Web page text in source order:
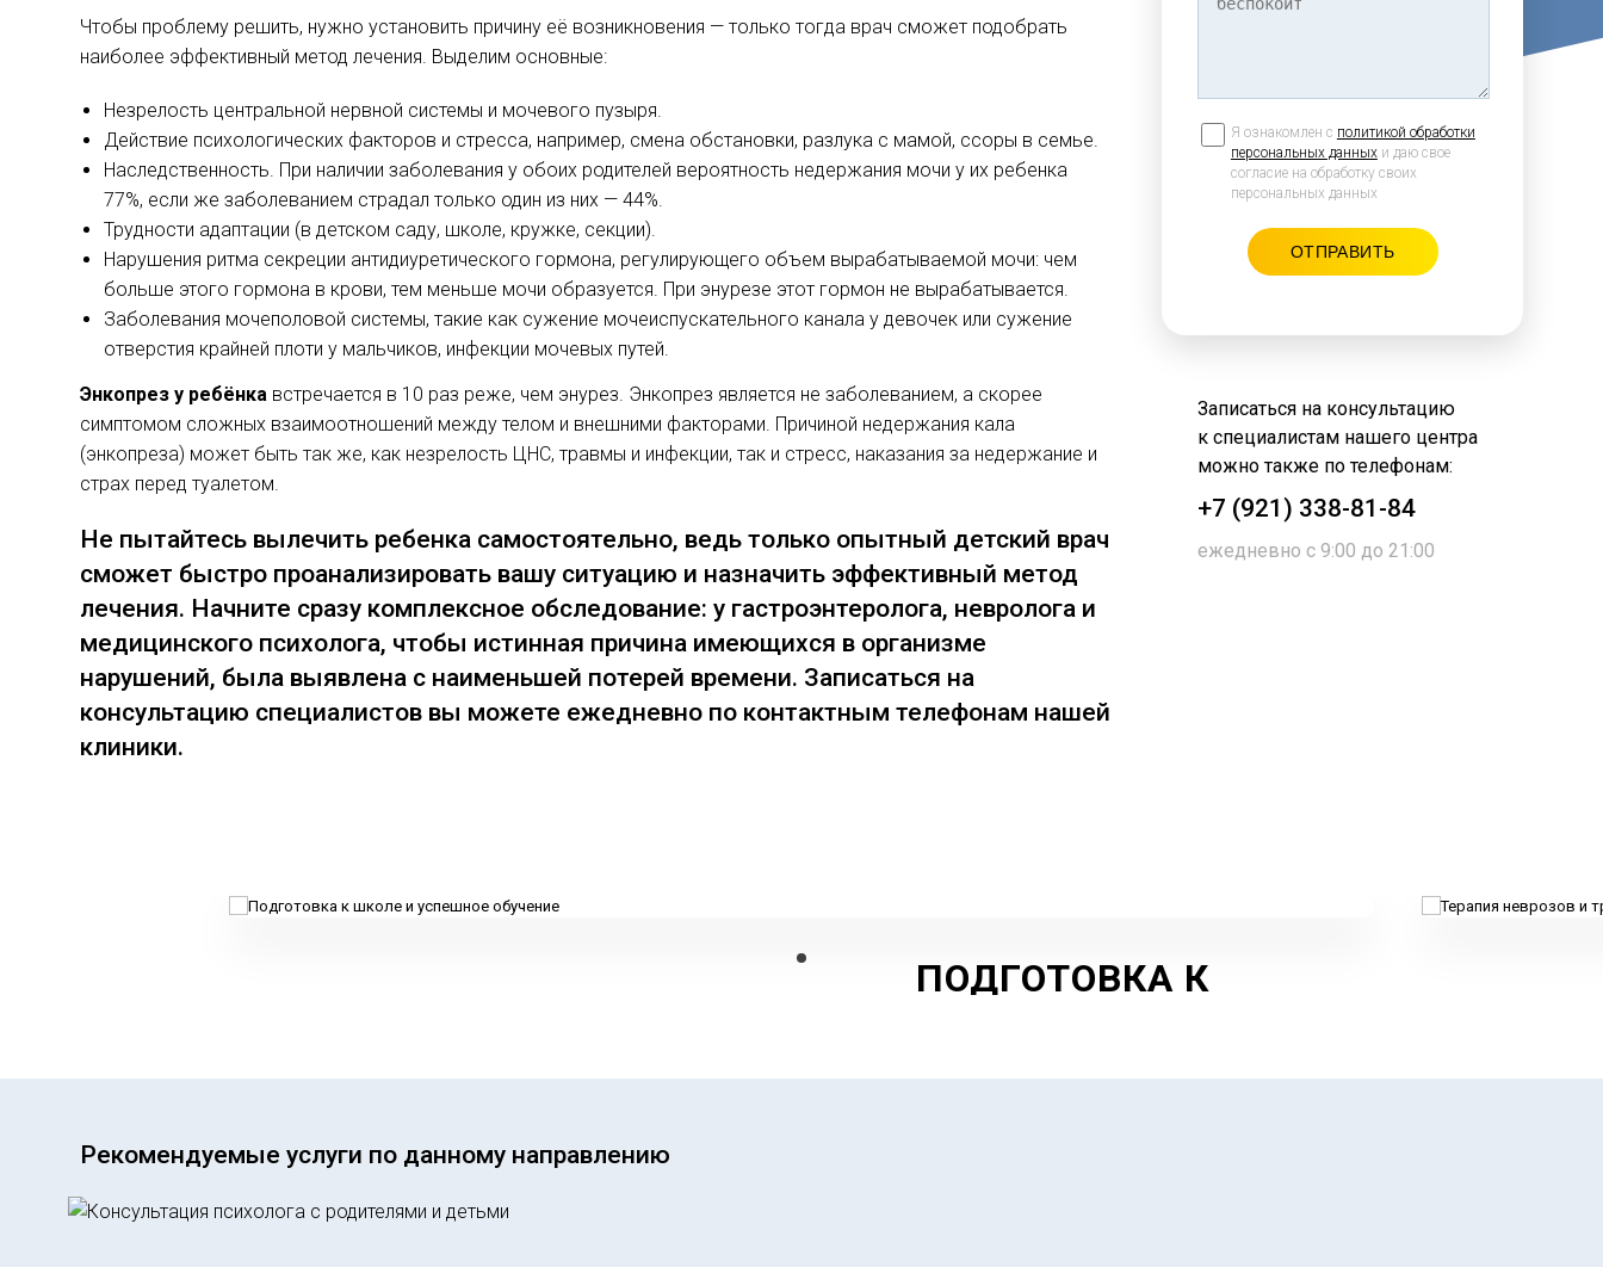
Чтобы проблему решить, нужно установить причину её возникновения — только тогда врач сможет подобрать
наиболее эффективный метод лечения. Выделим основные:
Незрелость центральной нервной системы и мочевого пузыря.
Действие психологических факторов и стресса, например, смена обстановки, разлука с мамой, ссоры в семье.
Наследственность. При наличии заболевания у обоих родителей вероятность недержания мочи у их ребенка
77%, если же заболеванием страдал только один из них — 44%.
Трудности адаптации (в детском саду, школе, кружке, секции).
Нарушения ритма секреции антидиуретического гормона, регулирующего объем вырабатываемой мочи: чем
больше этого гормона в крови, тем меньше мочи образуется. При энурезе этот гормон не вырабатывается.
Заболевания мочеполовой системы, такие как сужение мочеиспускательного канала у девочек или сужение
отверстия крайней плоти у мальчиков, инфекции мочевых путей.
Энкопрез у ребёнка встречается в 10 раз реже, чем энурез. Энкопрез является не заболеванием, а скорее
симптомом сложных взаимоотношений между телом и внешними факторами. Причиной недержания кала
(энкопреза) может быть так же, как незрелость ЦНС, травмы и инфекции, так и стресс, наказания за недержание и
страх перед туалетом.
Не пытайтесь вылечить ребенка самостоятельно, ведь только опытный детский врач
сможет быстро проанализировать вашу ситуацию и назначить эффективный метод
лечения. Начните сразу комплексное обследование: у гастроэнтеролога, невролога и
медицинского психолога, чтобы истинная причина имеющихся в организме
нарушений, была выявлена с наименьшей потерей времени. Записаться на
консультацию специалистов вы можете ежедневно по контактным телефонам нашей
клиники.
Я ознакомлен с политикой обработки
персональных данныхи даю свое
согласие на обработку своих
персональных данных
Записаться на консультацию
к специалистам нашего центра
можно также по телефонам:
+7 (921) 338-81-84
ежедневно с 9:00 до 21:00
ПОДГОТОВКА К
УСПЕШНОЕ
Рекомендуемые услуги по данному направлению